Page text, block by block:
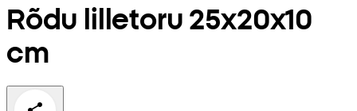
Rõdu lilletoru 25x20x10
cm